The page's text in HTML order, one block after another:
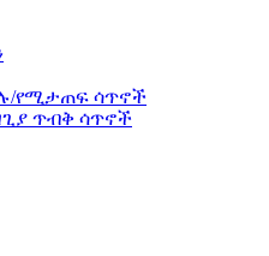
የሚታጠፍ ሳጥኖች
ጥብቅ ሳጥኖች